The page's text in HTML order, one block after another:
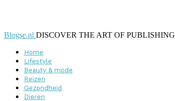
Blogse.nl DISCOVER THE ART OF PUBLISHING
Home
Lifestyle
Beauty & mode
Reizen
Gezondheid
Dieren